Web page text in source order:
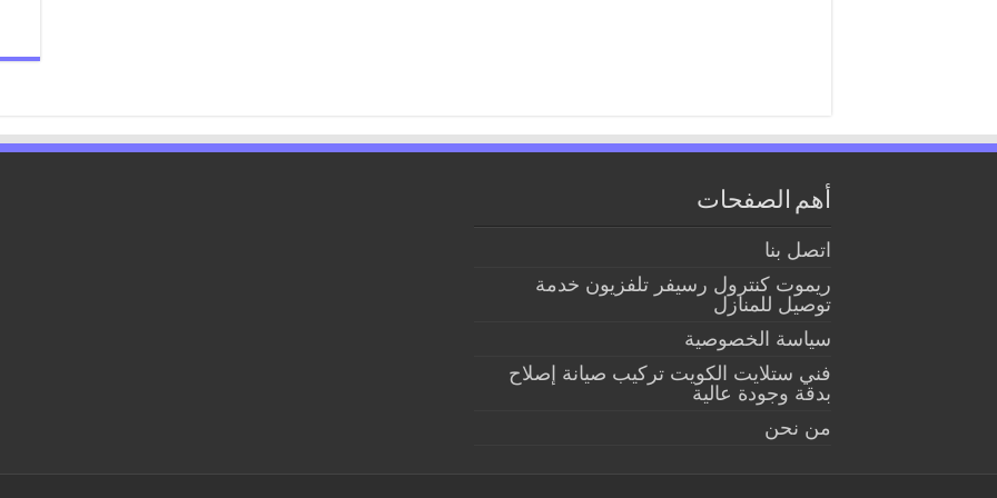
أهم الصفحات
اتصل بنا
ريموت كنترول رسيفر تلفزيون خدمة
توصيل للمنازل
سياسة الخصوصية
فني ستلايت الكويت تركيب صيانة إصلاح
بدقة وجودة عالية
من نحن